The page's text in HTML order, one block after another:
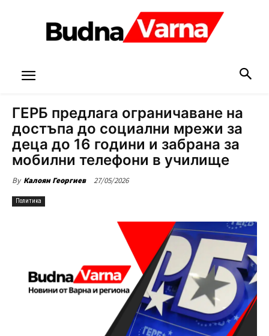
ГЕРБ предлага ограничаване на
достъпа до социални мрежи за
деца до 16 години и забрана за
мобилни телефони в училище
By Калоян Георгиев 27/05/2026
Политика